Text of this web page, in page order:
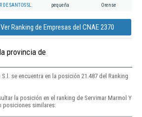
SANTOS SL. pequeña Orense
Ver Ranking de Empresas del CNAE 2370
provincia de
se encuentra en la posición 21.487 del Ranking
la posición en el ranking de Servimar Marmol Y
posiciones similares: